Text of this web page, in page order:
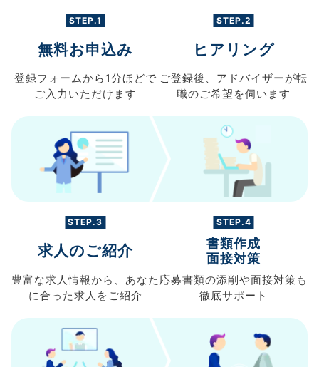
STEP.1
無料お申込み
登録フォームから 1分ほどで
ご入力 いただけます
STEP.2
ヒアリング
ご登録後、 アドバイザーが転
職のご希望を伺います
STEP.3
求人のご紹介
豊富な求人情報から、 あなた
に合った求人を ご紹介
STEP.4
書類作成
面接対策
応募書類の添削や面接対策も
徹底サポート